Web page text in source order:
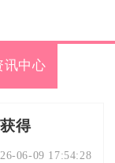
讯中心
得
06-09 17:54:28